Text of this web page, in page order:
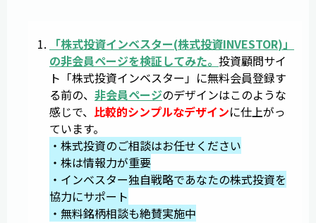
「株式投資インベスター(株式投資INVESTOR)」
の非会員ページを検証してみた。 投資顧問サイ
ト「株式投資インベスター」に無料会員登録す
る前の、 非会員ページのデザインはこのような
感じで、 比較的シンプルなデザインに仕上がっ
ています。
・株式投資のご相談はお任せください
・株は情報力が重要
・インベスター独自戦略であなたの株式投資を
協力にサポート
・無料銘柄相談も絶賛実施中